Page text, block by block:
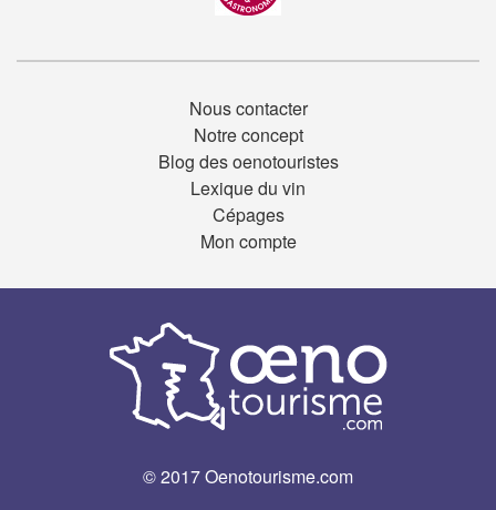
Nous contacter
Notre concept
Blog des oenotouristes
Lexique du vin
Cépages
Mon compte
© 2017 Oenotourisme.com